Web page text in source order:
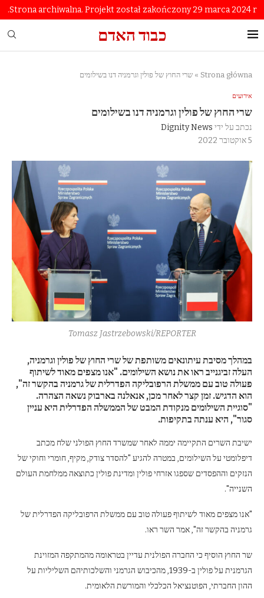
Strona archiwalna. Projekt został zakończony 29 marca 2024 r.
כבוד האדם
Strona główna
» שרי החוץ של פולין וגרמניה דנו בשילומים
אירועים
שרי החוץ של פולין וגרמניה דנו בשילומים
נכתב על ידי Dignity News
5 אוקטובר 2022
Tomasz Jastrzebowski/REPORTER
במהלך מסיבת עיתונאים משותפת של שרי החוץ של פולין וגרמניה,
העלה זביגנייב ראו את נושא השילומים. "אנו מצפים מאוד לשיתוף
פעולה טוב עם ממשלת הרפובליקה הפדרלית של גרמניה בהקשר זה",
הוא הדגיש. זמן קצר לאחר מכן, אנאלנה בארבוק נשאה הצהרה.
"סוגיית השילומים מנקודת המבט של הממשלה הפדרלית היא עניין
סגור", היא ענתה בתקיפות.
ישיבת השרים התקיימה יממה לאחר שמשרד החוץ הפולני שלח מכתב
דיפלומטי על השילומים, במטרה להגיע "להסדר צודק, מקיף, חומרי וחוקי של
הנזקים וההפסדים שספגו אזרחי פולין ומדינת פולין כתוצאה ממלחמת העולם
השנייה".
"אנו מצפים מאוד לשיתוף פעולה טוב עם ממשלת הרפובליקה הפדרלית של
גרמניה בהקשר זה", אמר השר ראו.
שר החוץ הוסיף כי החברה הפולנית עדיין בטראומה מהמתקפה המזוינת
הגרמנית על פולין ב-1939, מהכיבוש הגרמני והשלכותיהם השליליות על
ההון החברתי, הפוטנציאל הכלכלי והמורשת הלאומית.